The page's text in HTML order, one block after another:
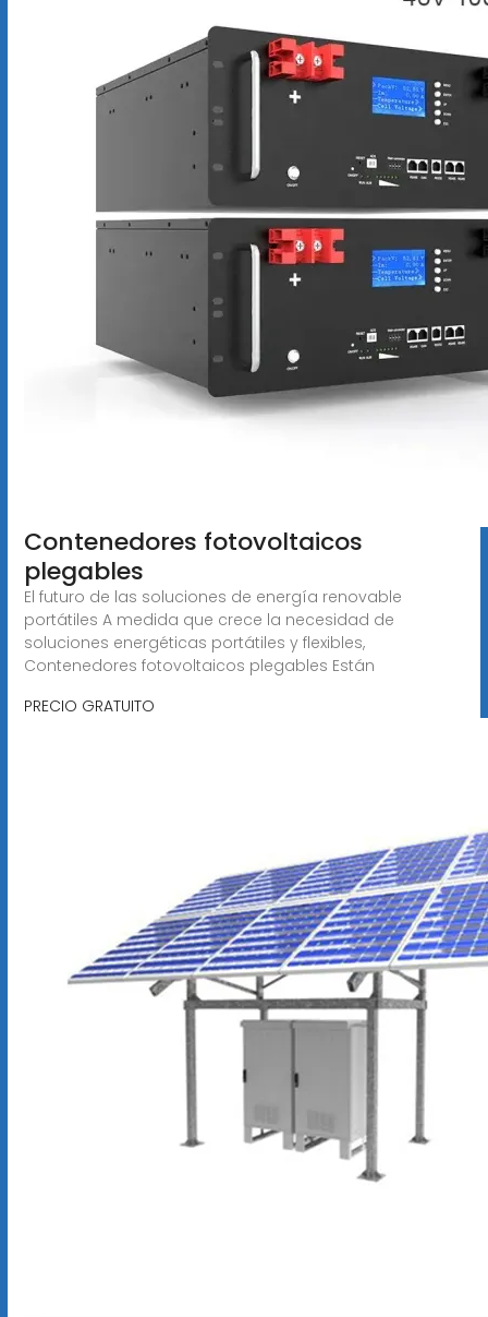
Contenedores fotovoltaicos
plegables
El futuro de las soluciones de energía renovable
portátiles A medida que crece la necesidad de
soluciones energéticas portátiles y flexibles,
Contenedores fotovoltaicos plegables Están
PRECIO GRATUITO